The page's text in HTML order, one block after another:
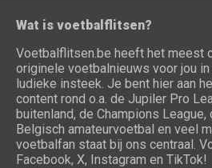
Wat is voetbalflitsen?
Voetbalflitsen.be heeft het meest
originele voetbalnieuws voor jou
ludieke insteek. Je bent hier aan
content rond o.a. de Jupiler Pro
buitenland, de Champions
Belgisch amateurvoetbal en veel
voetbalfan staat bij ons centraal.
Facebook, X, Instagram en TikTok!